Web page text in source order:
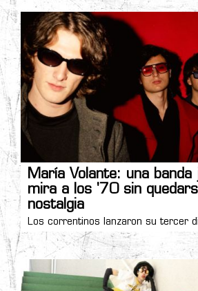
María Volante: una banda
mira a los '70 sin
nostalgia
Los correntinos lanzaron su tercer